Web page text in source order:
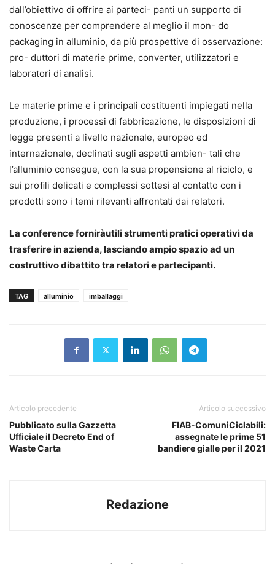
dall’obiettivo di oﬀrire ai parteci- panti un supporto di
conoscenze per comprendere al meglio il mon- do
packaging in alluminio, da più prospettive di osservazione:
pro- duttori di materie prime, converter, utilizzatori e
laboratori di analisi.
Le materie prime e i principali costituenti impiegati nella
produzione, i processi di fabbricazione, le disposizioni di
legge presenti a livello nazionale, europeo ed
internazionale, declinati sugli aspetti ambien- tali che
l’alluminio consegue, con la sua propensione al riciclo, e
sui proﬁli delicati e complessi sottesi al contatto con i
prodotti sono i temi rilevanti aﬀrontati dai relatori.
La conference forniràutili strumenti pratici operativi da
trasferirein azienda, lasciando ampio spazio ad un
costruttivo dibattito tra relatori e partecipanti.
TAG alluminio imballaggi
Articolo precedente
Pubblicato sulla Gazzetta
Ufficiale il Decreto End of
Waste Carta
Articolo successivo
FIAB-ComuniCiclabili:
assegnate le prime 51
bandiere gialle per il 2021
Redazione